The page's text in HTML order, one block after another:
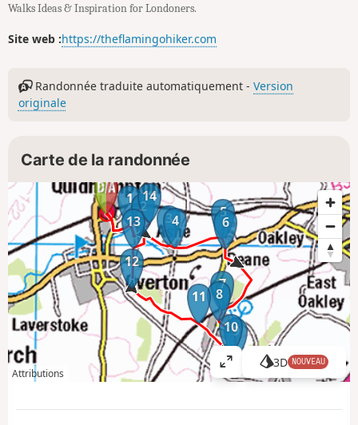
Walks Ideas & Inspiration for Londoners.
Site web :https://theflamingohiker.com
Randonnée traduite automatiquement -Version
originale
Carte de la randonnée
1 2
34 5
6
7
8
9
10
11
12
13
14
Attributions
A
ff
3D NOUVEAU